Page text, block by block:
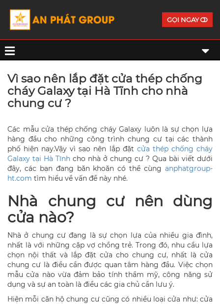
GỌI NGAY
Vì sao nên lắp đặt cửa thép chống
cháy Galaxy tại Hà Tĩnh cho nhà
chung cư ?
Các mẫu cửa thép chống cháy Galaxy luôn là sự chọn lựa
hàng đầu cho những công trình chung cư tại các thành
phố hiện nay.Vậy vì sao nên lắp đặt cửa thép chống cháy
Galaxy tại Hà Tĩnh cho nhà ở chung cư ? Qua bài viết dưới
đây, các bạn đang băn khoăn có thể cùng anphatgroup-
ht.com tìm hiểu về vấn đề này nhé.
Nhà chung cư nên dùng
cửa nào?
Nhà ở chung cư đang là sự chọn lựa của nhiều gia đình,
nhất là với những cặp vợ chồng trẻ. Trong đó, nhu cầu lựa
chọn nội thất và lắp đặt cửa cho chung cư, nhất là cửa
chung cư là điều cần được quan tâm hàng đầu. Việc chọn
mẫu cửa nào vừa đảm bảo tính thẩm mỹ, công năng sử
dụng và sự an toàn là điều các gia chủ cần lưu ý.
Hiện mỗi căn hộ chung cư cũng có nhiều loại cửa như: cửa